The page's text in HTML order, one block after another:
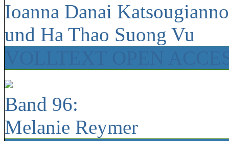
Ioanna Danai
und Ha Thao Suong Vu
Band 96:
Melanie Reymer